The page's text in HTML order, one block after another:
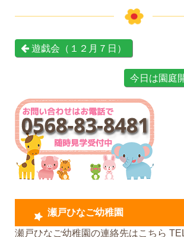
遊戯会（１２月７日）
今日は園庭
瀬戸ひなご幼稚園
瀬戸ひなご幼稚園の連絡先はこちら